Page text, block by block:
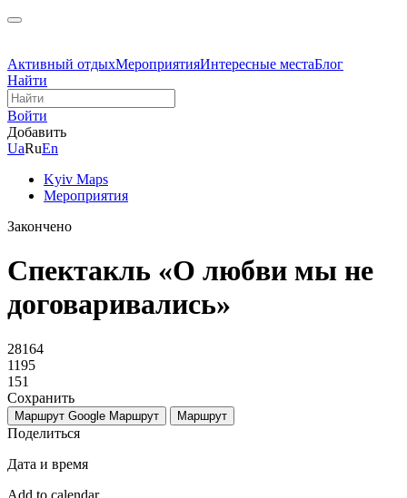
Активный отдыхМероприятияИнтересные местаБлог
Найти
Войти
Добавить
UaRuEn
Kyiv Maps
Мероприятия
Закончено
Спектакль «О любви мы не
договаривались»
28164
1195
151
Сохранить
Маршрут Google Маршрут Маршрут
Поделиться
Дата и время
Add to calendar